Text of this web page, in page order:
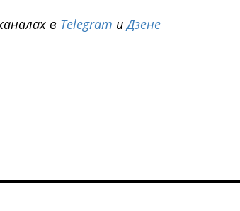
в Telegram иДзене